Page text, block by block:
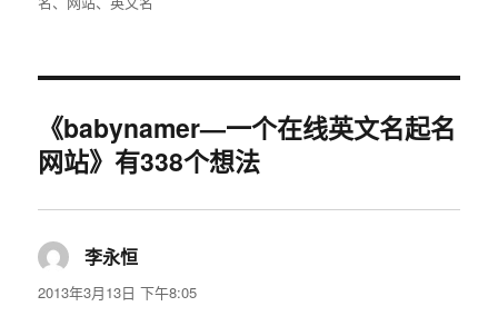
《babynamer—一个在线英文名起名
网站》有338个想法
李永恒
道：
2013年3月13日 下午8:05